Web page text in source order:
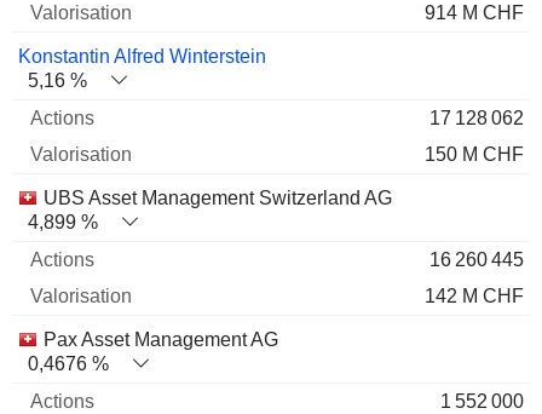
914 M CHF
Konstantin Alfred Winterstein
5,16 %
17 128 062
150 M CHF
UBS Asset Management Switzerland AG
4,899 %
16 260 445
142 M CHF
Pax Asset Management AG
0,4676 %
1 552 000